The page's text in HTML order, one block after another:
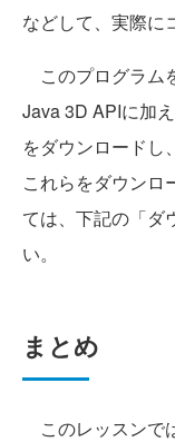
などして、実際に
このプログラム
Java 3D APIに加
をダウンロードし
これらをダウンロ
ては、下記の「ダ
い。
まとめ
このレッスンで